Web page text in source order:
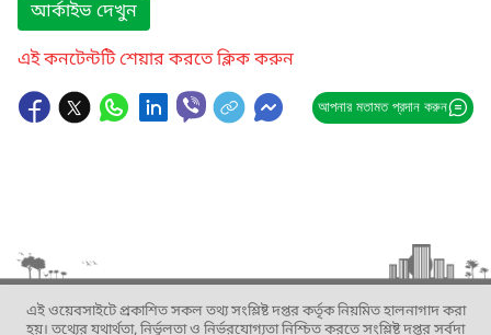
আর্কাইভ দেখুন
এই কনটেন্টটি শেয়ার করতে ক্লিক করুন
আপনার মতামত প্রদান করুন
এই ওয়েবসাইটে প্রকাশিত সকল তথ্য সংশ্লিষ্ট দপ্তর কর্তৃক নিয়মিত হালনাগাদ করা
হয়। তথ্যের যথার্থতা, নির্ভুলতা ও নির্ভরযোগ্যতা নিশ্চিত করতে সংশ্লিষ্ট দপ্তর সর্বদা